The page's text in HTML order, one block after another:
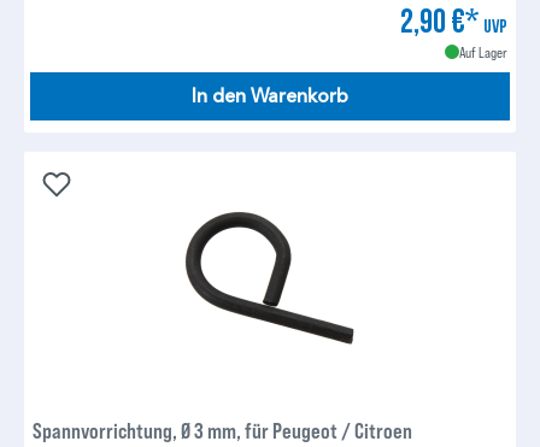
2,90 €* UVP
Auf Lager
In den Warenkorb
Spannvorrichtung, Ø 3 mm, für Peugeot / Citroen